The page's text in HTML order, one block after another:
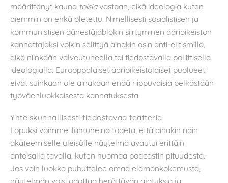
määrittänyt kauna toisiavastaan, eikä ideologia kuten
aiemmin on ehkä oletettu. Nimellisesti sosialistisen ja
kommunistisen äänestäjäblokin siirtyminen äärioikeiston
kannattajaksi voikin selittyä ainakin osin anti-elitismillä,
eikä niinkään valveutuneella tai tiedostavalla poliittisella
ideologialla. Eurooppalaiset äärioikeistolaiset puolueet
eivät suinkaan ole ainakaan enää riippuvaisia pelkästään
työväenluokkaisesta kannatuksesta.
Yhteiskunnallisesti tiedostavaa teatteria
Lopuksi voimme ilahtuneina todeta, että ainakin näin
akateemiselle yleisölle näytelmä avautui erittäin
antoisalla tavalla, kuten huomaa podcastin pituudesta.
Jos vain luokka puhuttelee omaa elämänkokemusta,